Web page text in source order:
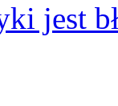
jest